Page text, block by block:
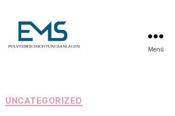
Menü
Kategorien
UNCATEGORIZED